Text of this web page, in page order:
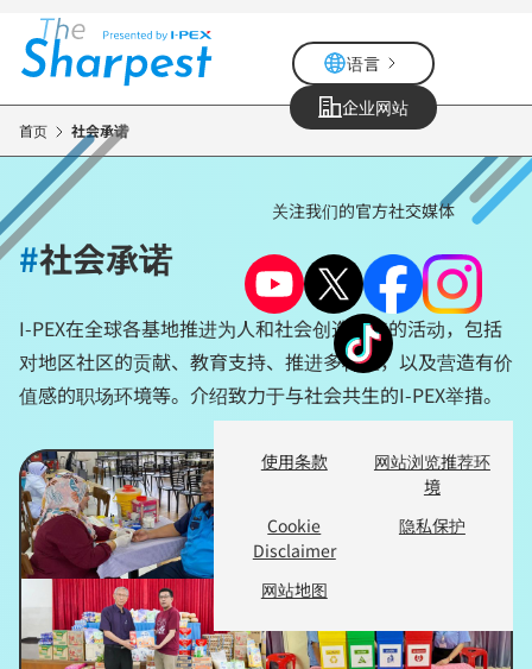
主
内
语言
企业网站
关注我们的官方社交媒体
使用条款
网站浏览推荐环
境
Cookie
Disclaimer
隐私保护
网站地图
首页 社会承诺
#社会承诺
I-PEX在全球各基地推进为人和社会创造价值的活动，包括
对地区社区的贡献、教育支持、推进多样性，以及营造有价
值感的职场环境等。介绍致力于与社会共生的I-PEX举措。